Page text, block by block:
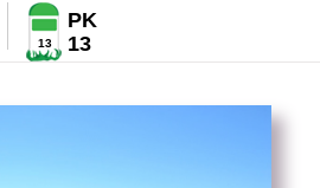
13
PK
13